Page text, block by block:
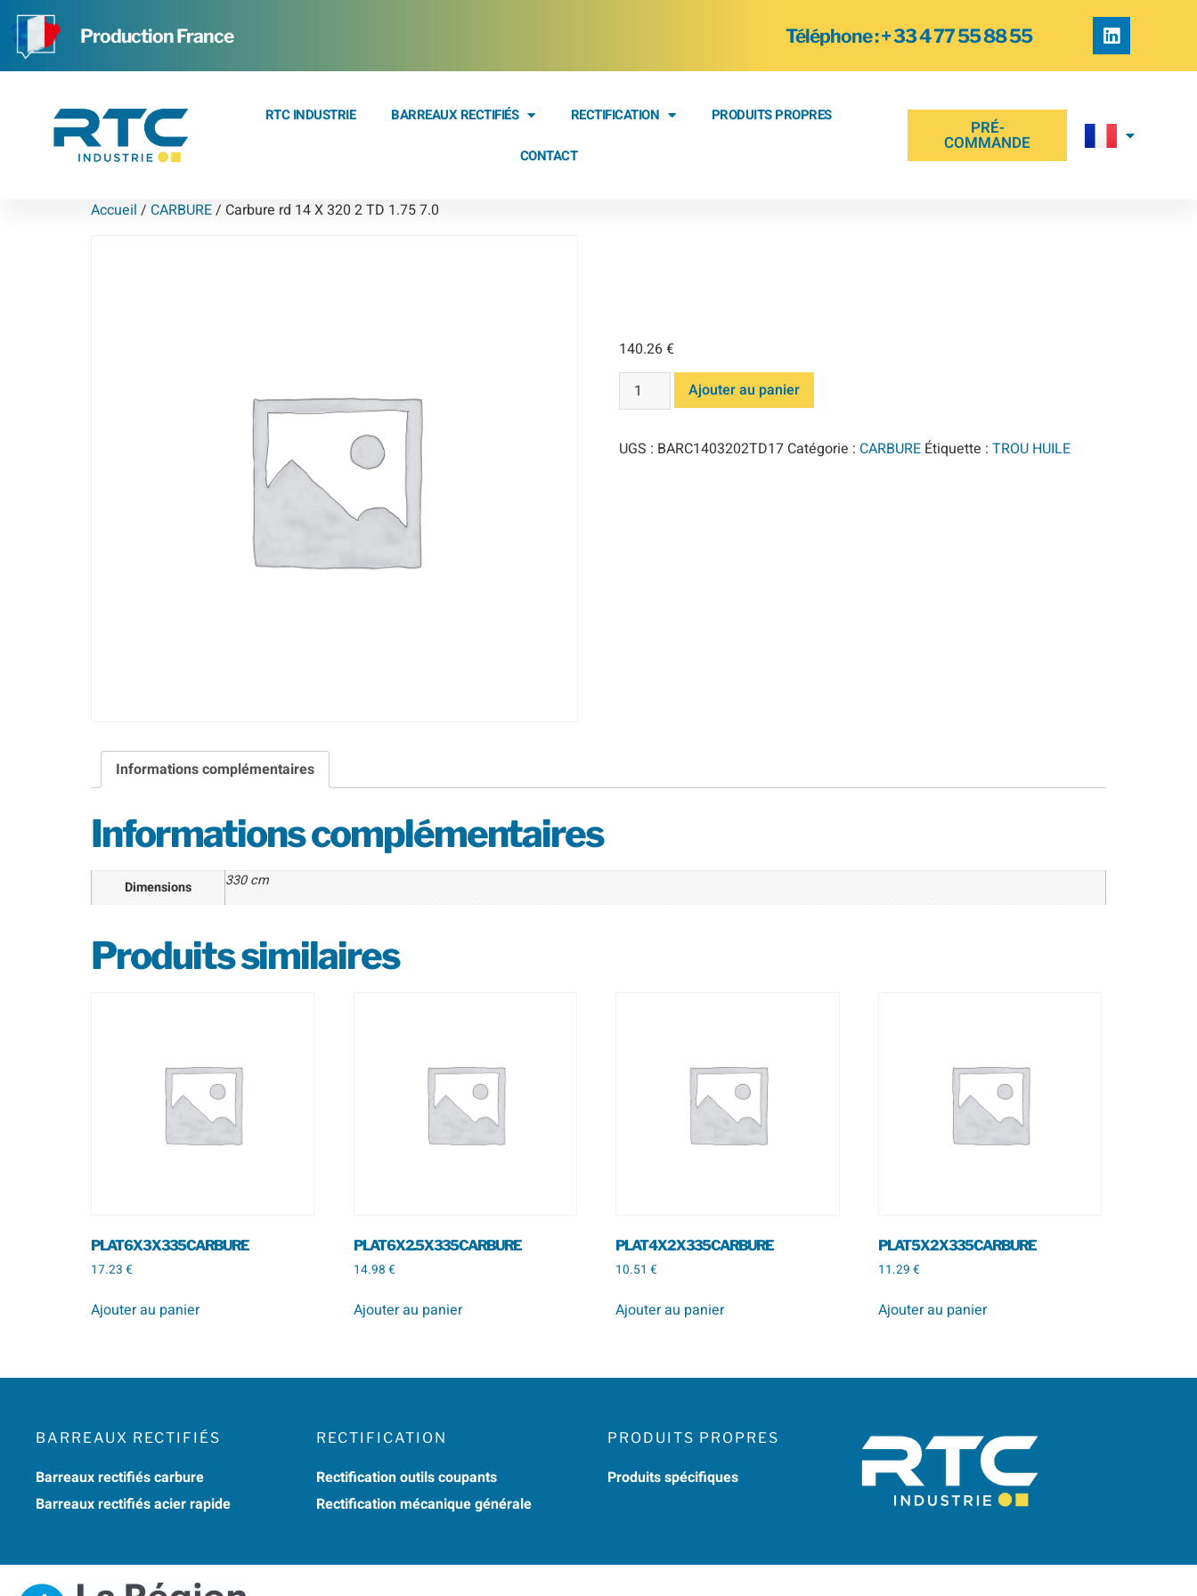
Production France Téléphone : + 33 4 77 55 88 55
RTC INDUSTRIE BARREAUX RECTIFIÉS RECTIFICATION PRODUITS PROPRES
CONTACT
PRÉ-
COMMANDE
Accueil / CARBURE/ Carbure rd 14 X 320 2 TD 1.75 7.0
140.26€
Ajouter au panier
UGS : BARC1403202TD17 Catégorie : CARBURE Étiquette : TROU HUILE
Informations complémentaires
Informations complémentaires
Dimensions 330 cm
Produits similaires
PLAT 6 X 3 X 335 CARBURE
17.23 €
Ajouter au panier
PLAT 6 X 2.5 X 335 CARBURE
14.98 €
Ajouter au panier
PLAT 4 X 2 X 335 CARBURE
10.51€
Ajouter au panier
PLAT 5 X 2 X 335 CARBURE
11.29€
Ajouter au panier
BARREAUX RECTIFIÉS
Barreaux rectifiés carbure
Barreaux rectifiés acier rapide
RECTIFICATION
Rectification outils coupants
Rectification mécanique générale
PRODUITS PROPRES
Produits spécifiques